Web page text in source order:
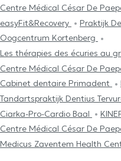
Centre Médical César De
easyFit&Recovery
Praktijk
Oogcentrum Kortenberg
Les thérapies des écuries au
Centre Médical César De
Cabinet dentaire Primadent
Tandartspraktijk Dentius
Ciarka-Pro-Cardio Baal
Centre Médical César De
Medicus Zaventem Health